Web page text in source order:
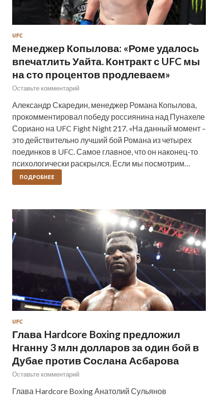
UFC
Менеджер Копылова: «Роме удалось
впечатлить Уайта. Контракт с UFC мы
на сто процентов продлеваем»
Оставьте комментарий
Александр Скаредин, менеджер Романа Копылова,
прокомментировал победу россиянина над Пунахеле
Сориано на UFC Fight Night 217. «На данный момент –
это действительно лучший бой Романа из четырех
поединков в UFC. Самое главное, что он наконец-то
психологически раскрылся. Если мы посмотрим…
ПОДРОБНЕЕ
UFC
Глава Hardcore Boxing предложил
Нганну 3 млн долларов за один бой в
Дубае против Сослана Асбарова
Оставьте комментарий
Глава Hardcore Boxing Анатолий Сульянов